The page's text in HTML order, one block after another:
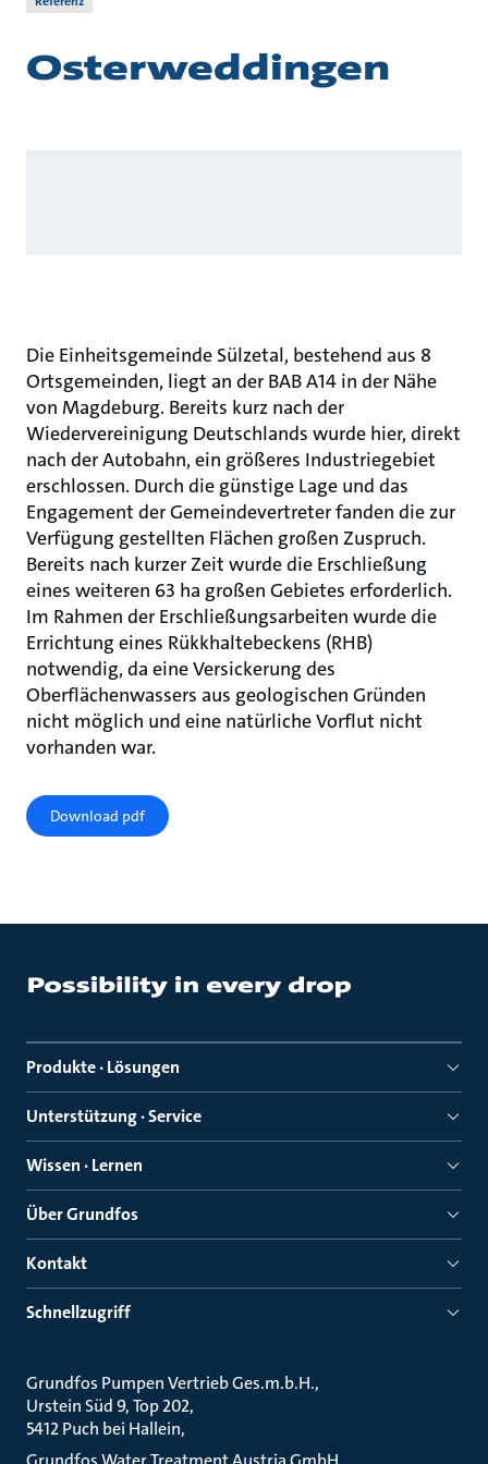
Osterweddingen
Die Einheitsgemeinde Sülzetal, bestehend aus 8
Ortsgemeinden, liegt an der BAB A14 in der Nähe
von Magdeburg. Bereits kurz nach der
Wiedervereinigung Deutschlands wurde hier, direkt
nach der Autobahn, ein größeres Industriegebiet
erschlossen. Durch die günstige Lage und das
Engagement der Gemeindevertreter fanden die zur
Verfügung gestellten Flächen großen Zuspruch.
Bereits nach kurzer Zeit wurde die Erschließung
eines weiteren 63 ha großen Gebietes erforderlich.
Im Rahmen der Erschließungsarbeiten wurde die
Errichtung eines Rükkhaltebeckens (RHB)
notwendig, da eine Versickerung des
Oberflächenwassers aus geologischen Gründen
nicht möglich und eine natürliche Vorflut nicht
vorhanden war.
Download pdf
Produkte · Lösungen
Unterstützung · Service
Wissen · Lernen
Über Grundfos
Kontakt
Schnellzugriff
Grundfos Pumpen Vertrieb Ges.m.b.H.
Urstein Süd 9, Top 202
5412 Puch bei Hallein